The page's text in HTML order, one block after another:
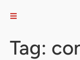
Tag: